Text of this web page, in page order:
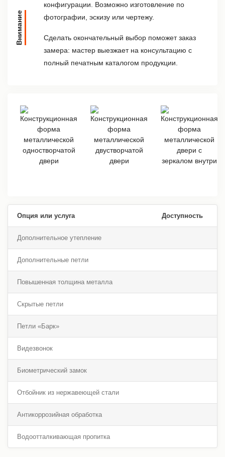
Внимание
конфигурации. Возможно изготовление по
фотографии, эскизу или чертежу.
Сделать окончательный выбор поможет заказ
замера: мастер выезжает на консультацию с
полный печатным каталогом продукции.
Опция или услуга Доступность
Дополнительное утепление
Дополнительные петли
Повышенная толщина металла
Скрытые петли
Петли «Барк»
Видезвонок
Биометрический замок
Отбойник из нержавеющей стали
Антикоррозийная обработка
Водоотталкивающая пропитка